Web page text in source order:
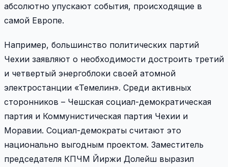
абсолютно упускают события, происходящие в
самой Европе.
Например, большинство политических партий
Чехии заявляют о необходимости достроить третий
и четвертый энергоблоки своей атомной
электростанции «Темелин». Среди активных
сторонников – Чешская социал-демократическая
партия и Коммунистическая партия Чехии и
Моравии. Социал-демократы считают это
национально выгодным проектом. Заместитель
председателя КПЧМ Йиржи Долейш выразил